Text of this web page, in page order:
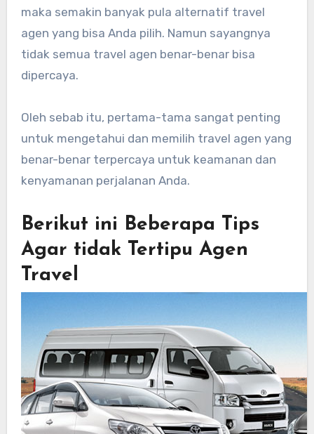
maka semakin banyak pula alternatif travel
agen yang bisa Anda pilih. Namun sayangnya
tidak semua travel agen benar-benar bisa
dipercaya.
Oleh sebab itu, pertama-tama sangat penting
untuk mengetahui dan memilih travel agen yang
benar-benar terpercaya untuk keamanan dan
kenyamanan perjalanan Anda.
Berikut ini Beberapa Tips
Agar tidak Tertipu Agen
Travel